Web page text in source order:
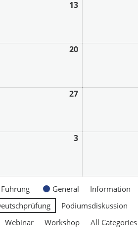
13
20
27
3
Führung General Information
Podiumsdiskussion
Webinar Workshop
All Categories